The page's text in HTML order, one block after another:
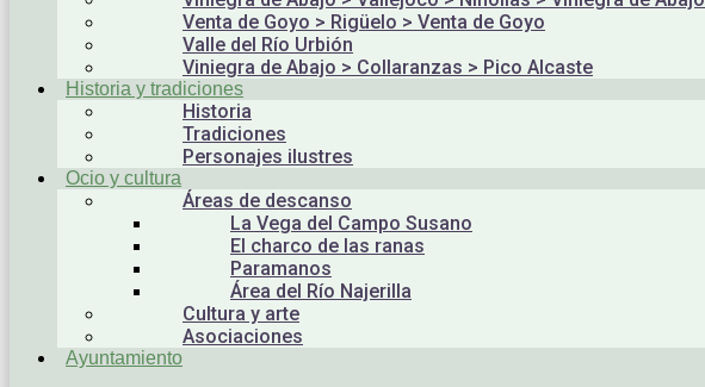
Venta de Goyo > Rigüelo > Venta de Goyo
Valle del Río Urbión
Viniegra de Abajo > Collaranzas > Pico Alcaste
Historia y tradiciones
Historia
Tradiciones
Personajes ilustres
Ocio y cultura
Áreas de descanso
La Vega del Campo Susano
El charco de las ranas
Paramanos
Área del Río Najerilla
Cultura y arte
Asociaciones
Ayuntamiento